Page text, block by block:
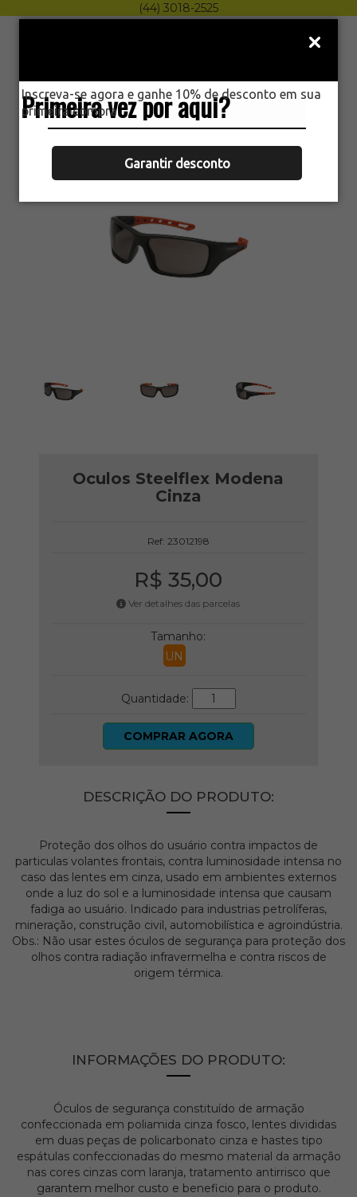
Primeira vez por aqui?
Inscreva-se agora e ganhe 10% de desconto em sua
primeira compra.
Garantir desconto
(44) 3018-2525
Menu
HOME
OCULOS STEELFLEX MODENA CINZA
Oculos Steelflex Modena
Cinza
Ref: 23012198
R$ 35,00
Ver detalhes das parcelas
Tamanho:
UN
Quantidade:
COMPRAR AGORA
DESCRIÇÃO DO PRODUTO:
Proteção dos olhos do usuário contra impactos de
particulas volantes frontais, contra luminosidade intensa no
caso das lentes em cinza, usado em ambientes externos
onde a luz do sol e a luminosidade intensa que causam
fadiga ao usuário. Indicado para industrias petrolíferas,
mineração, construção civil, automobilística e agroindústria.
Obs.: Não usar estes óculos de segurança para proteção dos
olhos contra radiação infravermelha e contra riscos de
origem térmica.
INFORMAÇÕES DO PRODUTO:
Óculos de segurança constituído de armação
confeccionada em poliamida cinza fosco, lentes divididas
em duas peças de policarbonato cinza e hastes tipo
espátulas confeccionadas do mesmo material da armação
nas cores cinzas com laranja, tratamento antirrisco que
garantem melhor custo e beneficio para o produto.